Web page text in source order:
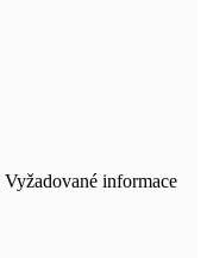
Vyžadované informace